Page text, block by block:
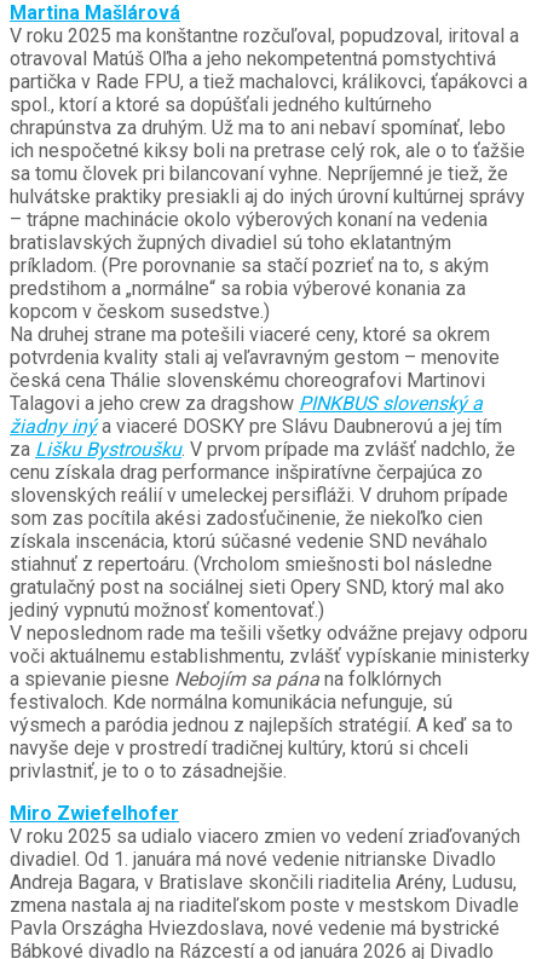
Martina Mašlárová
V roku 2025 ma konštantne rozčuľoval, popudzoval, iritoval a
otravoval Matúš Oľha a jeho nekompetentná pomstychtivá
partička v Rade FPU, a tiež machalovci, králikovci, ťapákovci a
spol., ktorí a ktoré sa dopúšťali jedného kultúrneho
chrapúnstva za druhým. Už ma to ani nebaví spomínať, lebo
ich nespočetné kiksy boli na pretrase celý rok, ale o to ťažšie
sa tomu človek pri bilancovaní vyhne. Nepríjemné je tiež, že
hulvátske praktiky presiakli aj do iných úrovní kultúrnej správy
– trápne machinácie okolo výberových konaní na vedenia
bratislavských župných divadiel sú toho eklatantným
príkladom. (Pre porovnanie sa stačí pozrieť na to, s akým
predstihom a „normálne“ sa robia výberové konania za
kopcom v českom susedstve.)
Na druhej strane ma potešili viaceré ceny, ktoré sa okrem
potvrdenia kvality stali aj veľavravným gestom – menovite
česká cena Thálie slovenskému choreografovi Martinovi
Talagovi a jeho crew za dragshow PINKBUS slovenský a
žiadny inýa viaceré DOSKY pre Slávu Daubnerovú a jej tím
za Lišku Bystroušku. V prvom prípade ma zvlášť nadchlo, že
cenu získala drag performance inšpiratívne čerpajúca zo
slovenských reálií v umeleckej persifláži. V druhom prípade
som zas pocítila akési zadosťučinenie, že niekoľko cien
získala inscenácia, ktorú súčasné vedenie SND neváhalo
stiahnuť z repertoáru. (Vrcholom smiešnosti bol následne
gratulačný post na sociálnej sieti Opery SND, ktorý mal ako
jediný vypnutú možnosť komentovať.)
V neposlednom rade ma tešili všetky odvážne prejavy odporu
voči aktuálnemu establishmentu, zvlášť vypískanie ministerky
a spievanie piesne Nebojím sa pána na folklórnych
festivaloch. Kde normálna komunikácia nefunguje, sú
výsmech a paródia jednou z najlepších stratégií. A keď sa to
navyše deje v prostredí tradičnej kultúry, ktorú si chceli
privlastniť, je to o to zásadnejšie.
Miro Zwiefelhofer
V roku 2025 sa udialo viacero zmien vo vedení zriaďovaných
divadiel. Od 1. januára má nové vedenie nitrianske Divadlo
Andreja Bagara, v Bratislave skončili riaditelia Arény, Ludusu,
zmena nastala aj na riaditeľskom poste v mestskom Divadle
Pavla Országha Hviezdoslava, nové vedenie má bystrické
Bábkové divadlo na Rázcestí a od januára 2026 aj Divadlo